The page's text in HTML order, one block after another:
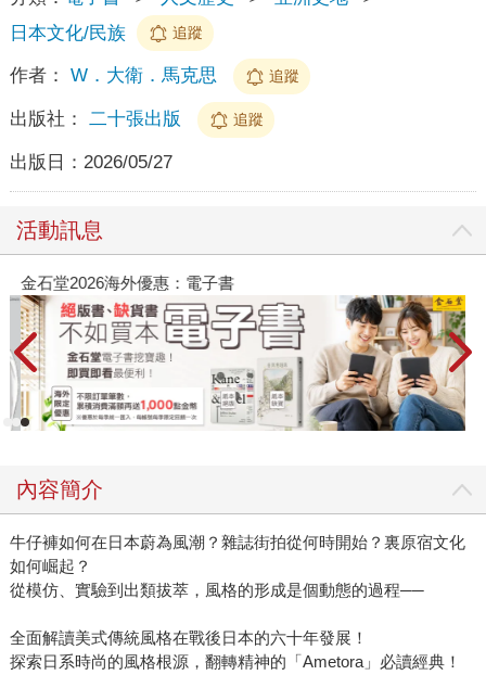
日本文化/民族
追蹤
作者： W．大衛．馬克思 追蹤
出版社： 二十張出版 追蹤
出版日： 2026/05/27
活動訊息
金石堂2026海外優惠：電子書
內容簡介
牛仔褲如何在日本蔚為風潮？雜誌街拍從何時開始？裏原宿文化
如何崛起？
從模仿、實驗到出類拔萃，風格的形成是個動態的過程──
全面解讀美式傳統風格在戰後日本的六十年發展！
探索日系時尚的風格根源，翻轉精神的「Ametora」必讀經典！